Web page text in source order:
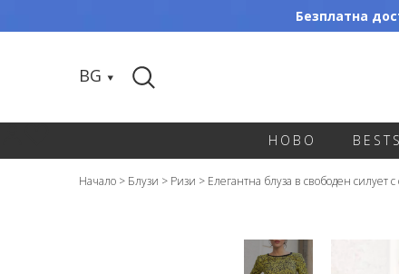
Безплатна
BG
НОВО
Начало > Блузи > Ризи > Елегантна блуза в свободен